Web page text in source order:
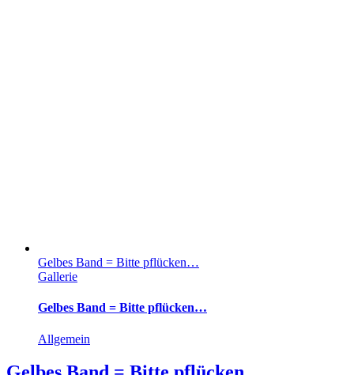
Gelbes Band = Bitte pflücken…
Gallerie
Gelbes Band = Bitte pflücken…
Allgemein